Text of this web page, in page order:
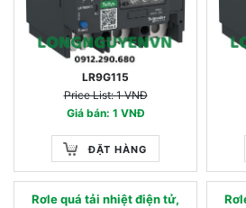
LR9G115
Price List: 1 VNĐ
Giá bán: 1 VNĐ
ĐẶT HÀNG
Rơle quá tải nhiệt điện tử,